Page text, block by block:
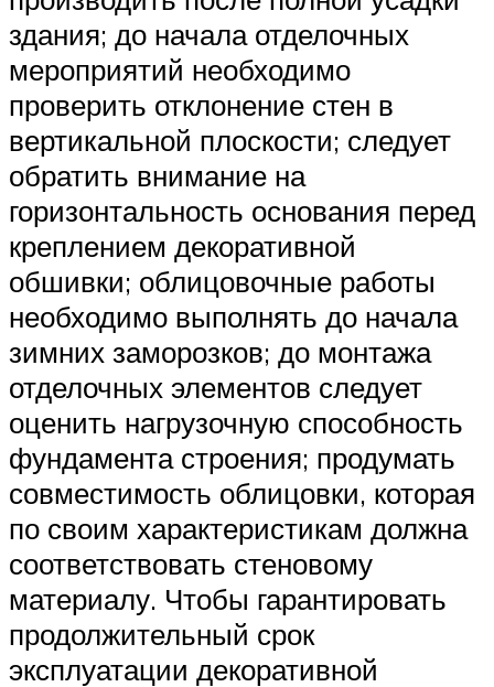
здания; до начала отделочных
мероприятий необходимо
проверить отклонение стен в
вертикальной плоскости; следует
обратить внимание на
горизонтальность основания перед
креплением декоративной
обшивки; облицовочные работы
необходимо выполнять до начала
зимних заморозков; до монтажа
отделочных элементов следует
оценить нагрузочную способность
фундамента строения; продумать
совместимость облицовки, которая
по своим характеристикам должна
соответствовать стеновому
материалу. Чтобы гарантировать
продолжительный срок
эксплуатации декоративной